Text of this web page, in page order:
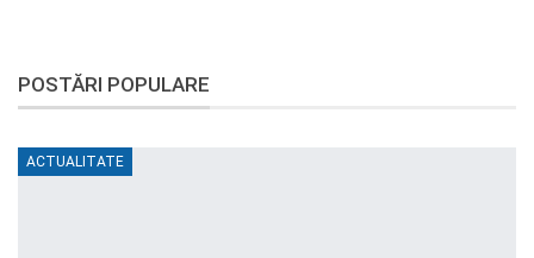
POSTĂRI POPULARE
ACTUALITATE